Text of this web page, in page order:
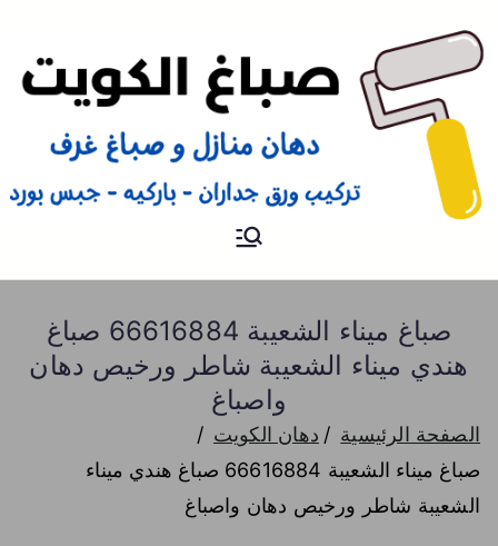
صباغ
صباغ ميناء الشعيبة 66616884 صباغ
هندي ميناء الشعيبة شاطر ورخيص دهان
واصباغ
الصفحة الرئيسية
دهان الكويت
صباغ ميناء الشعيبة 66616884 صباغ هندي ميناء
الشعيبة شاطر ورخيص دهان واصباغ